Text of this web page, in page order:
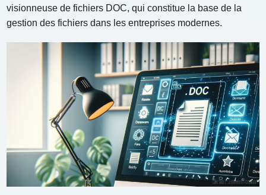
visionneuse de fichiers DOC, qui constitue la base de la
gestion des fichiers dans les entreprises modernes.